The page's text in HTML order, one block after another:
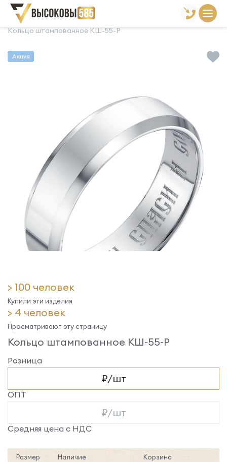
Главная Склад готовой продукции
Кольцо штампованное КШ-55-Р
Акция
> 100 человек
Купили эти изделия
> 4 человек
Просматривают эту страницу
Кольцо штампованное КШ-55-Р
Розница
₽/шт
ОПТ
₽/шт
Средняя цена с НДС
Размер Наличие Корзина